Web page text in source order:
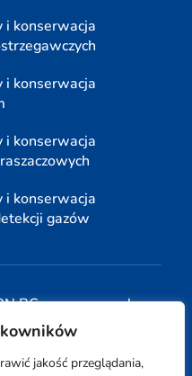
jakość przeglądania,
i konserwacja
i konserwacja
i konserwacja
i konserwacja
gazów
BC sp, z o. o. sp. k.